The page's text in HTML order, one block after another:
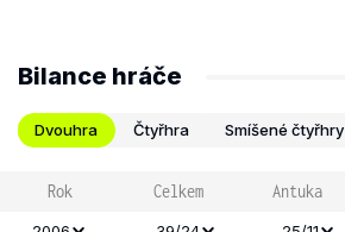
Bilance hráče
Dvouhra Čtyřhra Smíšené čtyřhry
Rok Celkem Antuka